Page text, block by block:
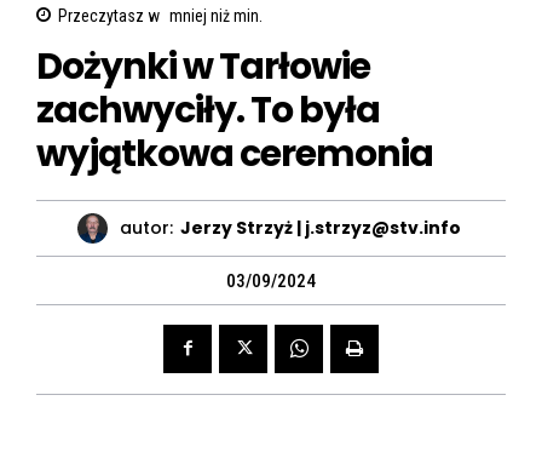
Przeczytasz w mniej niżmin.
Dożynki w Tarłowie
zachwyciły. To była
wyjątkowa ceremonia
autor: Jerzy Strzyż | j.strzyz@stv.info
03/09/2024